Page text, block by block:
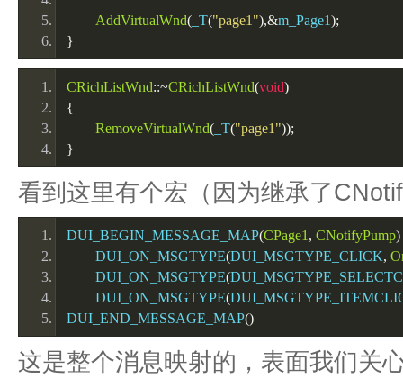
AddVirtualWnd( _T("page1"),&m_Page1);
}
CRichListWnd::~CRichListWnd(void)
{
RemoveVirtualWnd( _T("page1"));
}
看到这里有个宏（因为继承了
DUI_BEGIN_MESSAGE_MAP(CPage1 , CNotifyPump)
	DUI_ON_MSGTYPE
(DUI_MSGTYPE_CLICK,
	DUI_ON_MSGTYPE
(
	DUI_ON_MSGTYPE
(
DUI_END_MESSAGE_MAP()
这是整个消息映射的，表面我们关